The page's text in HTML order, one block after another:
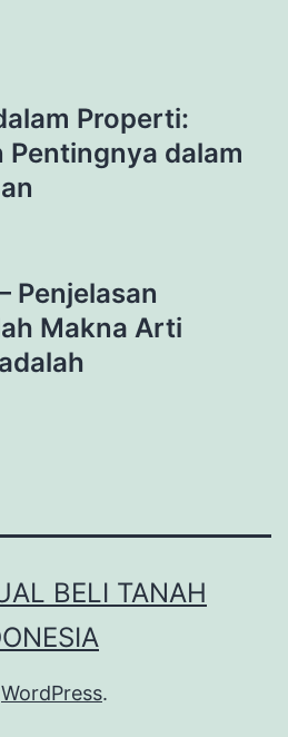
Properti:
Pentingnya dalam
Penjelasan
Makna Arti
BELI TANAH
WordPress.